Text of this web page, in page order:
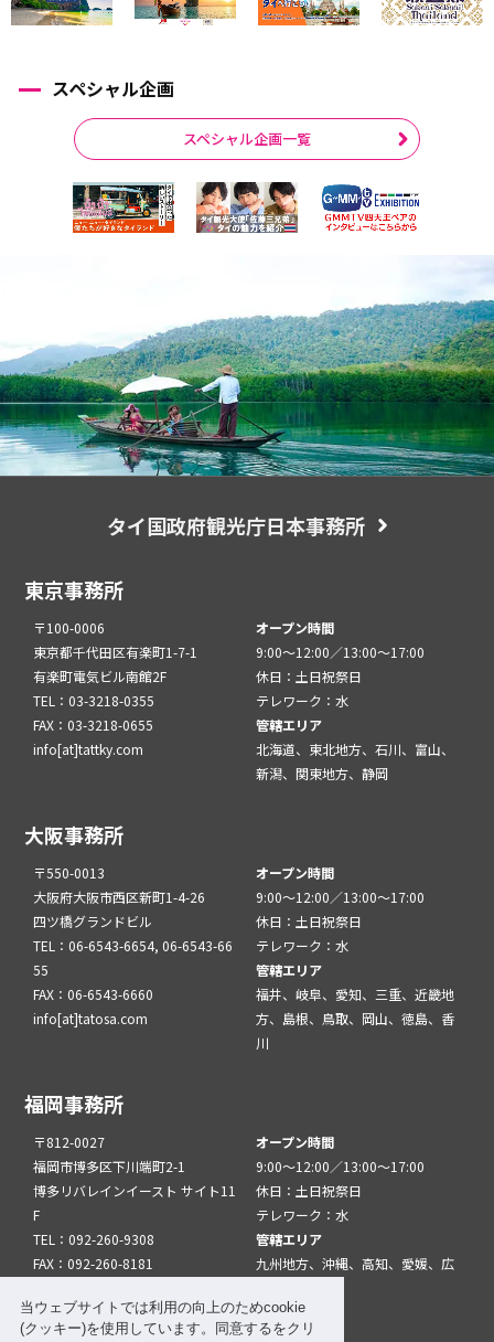
当ウェブサイトでは利用の向上のためcookie
(クッキー)を使用しています。同意するをクリ
スペシャル企画
スペシャル企画一覧
タイ国政府観光庁日本事務所
東京事務所
〒100-0006
東京都千代田区有楽町1-7-1
有楽町電気ビル南館2F
TEL：03-3218-0355
FAX：03-3218-0655
info[at]tattky.com
オープン時間
9:00～12:00／13:00～17:00
休日：土日祝祭日
テレワーク：水
管轄エリア
北海道、東北地方、石川、富山、
新潟、関東地方、静岡
大阪事務所
〒550-0013
大阪府大阪市西区新町1-4-26
四ツ橋グランドビル
TEL：06-6543-6654, 06-6543-66
55
FAX：06-6543-6660
info[at]tatosa.com
オープン時間
9:00～12:00／13:00～17:00
休日：土日祝祭日
テレワーク：水
管轄エリア
福井、岐阜、愛知、三重、近畿地
方、島根、鳥取、岡山、徳島、香
川
福岡事務所
〒812-0027
福岡市博多区下川端町2-1
博多リバレインイースト サイト11
F
TEL：092-260-9308
FAX：092-260-8181
オープン時間
9:00～12:00／13:00～17:00
休日：土日祝祭日
テレワーク：水
管轄エリア
九州地方、沖縄、高知、愛媛、広